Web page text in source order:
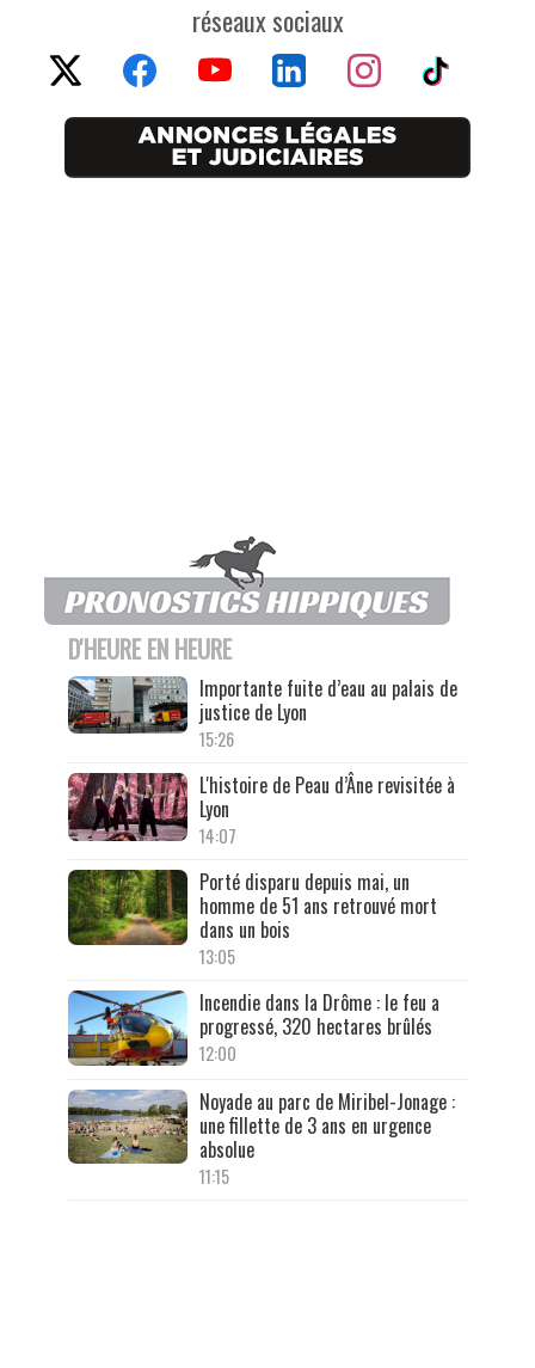
réseaux sociaux
D'HEURE EN HEURE
Importante fuite d’eau au palais de
justice de Lyon
15:26
L'histoire de Peau d’Âne revisitée à
Lyon
14:07
Porté disparu depuis mai, un
homme de 51 ans retrouvé mort
dans un bois
13:05
Incendie dans la Drôme : le feu a
progressé, 320 hectares brûlés
12:00
Noyade au parc de Miribel-Jonage :
une fillette de 3 ans en urgence
absolue
11:15